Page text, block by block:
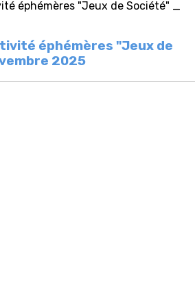
éphémères "Jeux de
2025